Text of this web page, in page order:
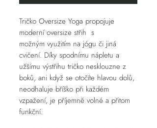
Tričko Oversize Yoga propojuje
moderní oversize střih s
možným využitím na jógu či jiná
cvičení. Díky spodnímu nápletu a
užšímu výstřihu tričko nesklouzne z
boků, ani když se otočíte hlavou dolů,
neodhaluje bříško při každém
vzpažení, je příjemně volné a přitom
funkční.